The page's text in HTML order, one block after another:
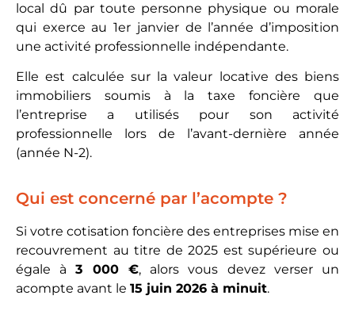
local dû par toute personne physique ou morale
qui exerce au 1er janvier de l’année d’imposition
une activité professionnelle indépendante.
Elle est calculée sur la valeur locative des biens
immobiliers soumis à la taxe foncière que
l’entreprise a utilisés pour son activité
professionnelle lors de l’avant-dernière année
(année N-2).
Qui est concerné par l’acompte ?
Si votre cotisation foncière des entreprises mise en
recouvrement au titre de 2025 est supérieure ou
égale à3 000 €, alors vous devez verser un
acompte avant le 15 juin 2026 à minuit.